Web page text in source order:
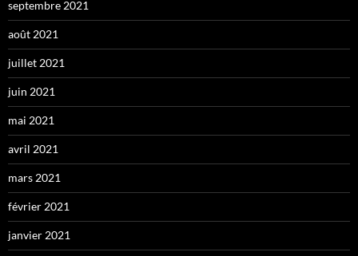
septembre 2021
août 2021
juillet 2021
juin 2021
mai 2021
avril 2021
mars 2021
février 2021
janvier 2021